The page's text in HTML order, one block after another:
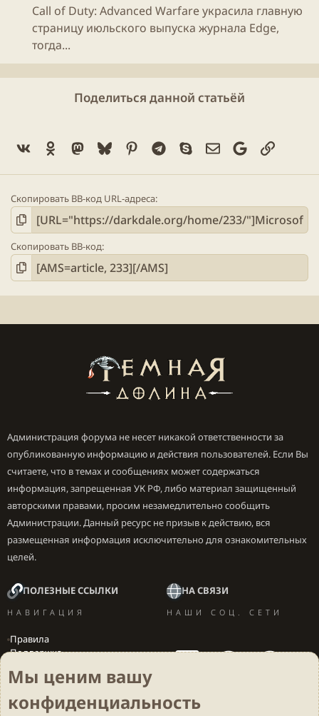
Call of Duty: Advanced Warfare украсила главную
страницу июльского выпуска журнала Edge,
тогда...
Поделиться данной статьёй
Vk Ok Mastodon
BlueskyPinterestTelegram
SkypeЭлектронная
GoogleСсылка
Скопировать BB-код URL-адреса
Скопировать BB-код
Администрация форума не несет никакой ответственности за
опубликованную информацию и действия пользователей. Если Вы
считаете, что в темах и сообщениях может содержаться
информация, запрещенная УК РФ, либо материал защищенный
авторскими правами, просим незамедлительно сообщить
Администрации. Данный ресурс не призыв к действию, вся
размещенная информация исключительно для ознакомительных
целей.
ПОЛЕЗНЫЕ ССЫЛКИ
НАВИГАЦИЯ
Правила
Поддержка
Локализация игр
НА СВЯЗИ
НАШИ СОЦ. СЕТИ
Мы ценим вашу
конфиденциальность